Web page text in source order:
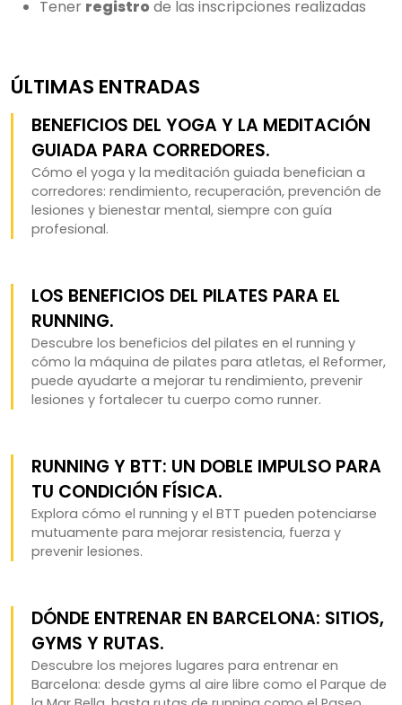
Tener registro de las inscripciones realizadas
ÚLTIMAS ENTRADAS
BENEFICIOS DEL YOGA Y LA MEDITACIÓN
GUIADA PARA CORREDORES.
Cómo el yoga y la meditación guiada benefician a
corredores: rendimiento, recuperación, prevención de
lesiones y bienestar mental, siempre con guía
profesional.
LOS BENEFICIOS DEL PILATES PARA EL
RUNNING.
Descubre los beneficios del pilates en el running y
cómo la máquina de pilates para atletas, el Reformer,
puede ayudarte a mejorar tu rendimiento, prevenir
lesiones y fortalecer tu cuerpo como runner.
RUNNING Y BTT: UN DOBLE IMPULSO PARA
TU CONDICIÓN FÍSICA.
Explora cómo el running y el BTT pueden potenciarse
mutuamente para mejorar resistencia, fuerza y
prevenir lesiones.
DÓNDE ENTRENAR EN BARCELONA: SITIOS,
GYMS Y RUTAS.
Descubre los mejores lugares para entrenar en
Barcelona: desde gyms al aire libre como el Parque de